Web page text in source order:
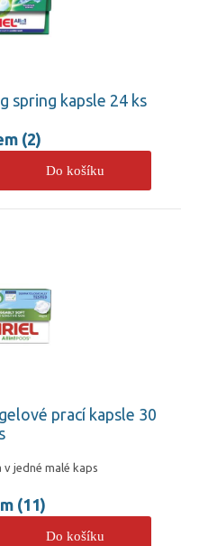
spring kapsle 24 ks
(2)
Do košíku
prací kapsle 30
v jedné malé kaps
(11)
Do košíku